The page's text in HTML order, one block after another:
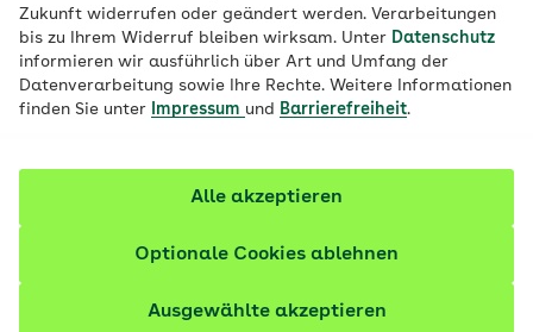
Zukunft widerrufen oder geändert werden. Verarbeitungen
bis zu Ihrem Widerruf bleiben wirksam. Unter Datenschutz
informieren wir ausführlich über Art und Umfang der
Datenverarbeitung sowie Ihre Rechte. Weitere Informationen
finden Sie unter
Impressum und Barrierefreiheit.
Ausgewählte akzeptieren
Optionale Cookies ablehnen
Alle akzeptieren
Jacobsen setzt hier an: Lockere Muskeln
entspannen die Nerven und erleichtern die
Stressbewältigung. So funktioniert die
Entspannungsmethode.